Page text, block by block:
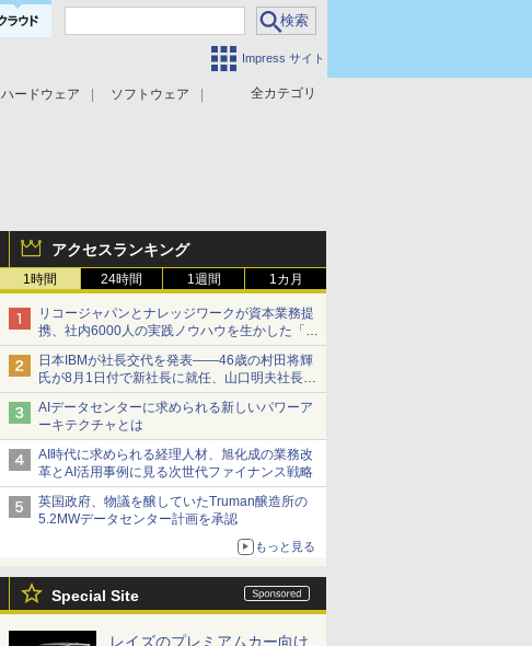
Impress サイト
全カテゴリ
ハードウェア
ソフトウェア
アクセスランキング
1時間 24時間 1週間 1カ月
リコージャパンとナレッジワークが資本業務提
携、社内6000人の実践ノウハウを生かした「AI
商談記録 for RICOH」を展開へ
日本IBMが社長交代を発表――46歳の村田将輝
氏が8月1日付で新社長に就任、山口明夫社長は
会長へ
AIデータセンターに求められる新しいパワーア
ーキテクチャとは
AI時代に求められる経理人材、旭化成の業務改
革とAI活用事例に見る次世代ファイナンス戦略
英国政府、物議を醸していたTruman醸造所の
5.2MWデータセンター計画を承認
もっと見る
Special Site
レイズのプレミアムカー向け